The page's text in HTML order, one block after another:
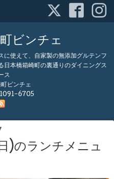
ビンチェ
に使えて、自家製の無添加グルテンフ
日本橋箱崎町の裏通りのダイニングス
ス
ビンチェ
6705
)のランチメニュ